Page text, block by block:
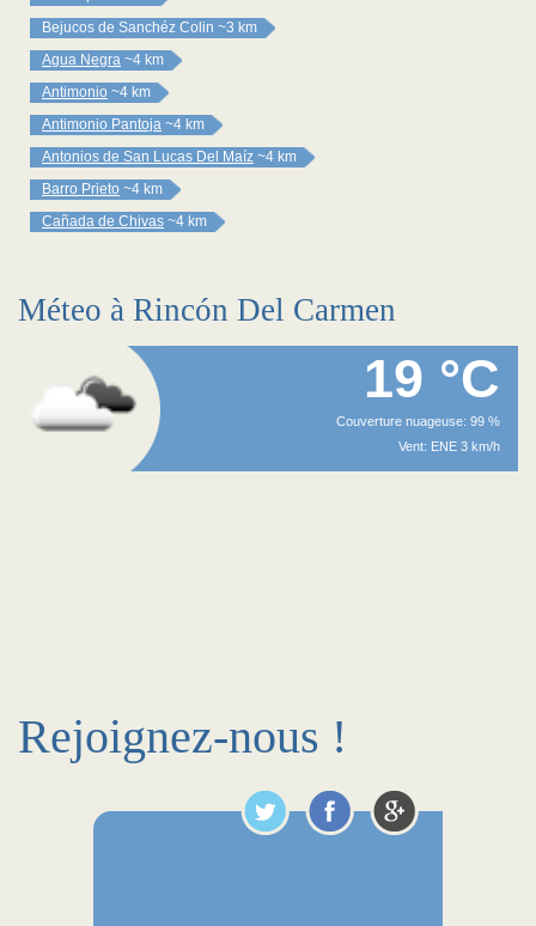
Bejucos de Sanchéz Colin ~3 km
Agua Negra ~4 km
Antimonio ~4 km
Antimonio Pantoja ~4 km
Antonios de San Lucas Del Maíz ~4 km
Barro Prieto ~4 km
Cañada de Chivas ~4 km
Méteo à Rincón Del Carmen
19 °C
Couverture nuageuse: 99 %
Vent: ENE 3 km/h
Rejoignez-nous !